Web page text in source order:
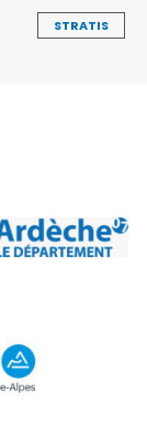
STRATIS